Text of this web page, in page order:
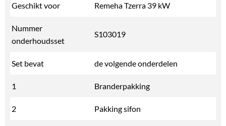
Geschikt voor Remeha Tzerra 39 kW
Nummer
onderhoudsset
S103019
Set bevat de volgende onderdelen
1 Branderpakking
2 Pakking sifon